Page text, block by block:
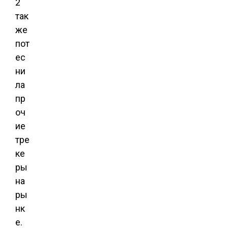
2
так
же
пот
ес
ни
ла
пр
оч
ие
тре
ке
ры
на
ры
нк
е.